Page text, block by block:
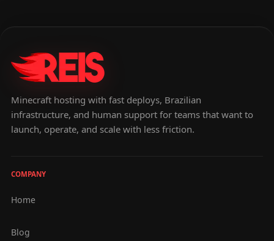
Minecraft hosting with fast deploys, Brazilian
infrastructure, and human support for teams that want to
launch, operate, and scale with less friction.
COMPANY
Home
Blog